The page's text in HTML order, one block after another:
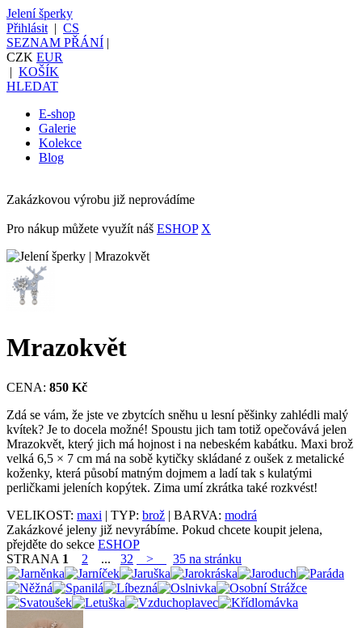
Jelení šperky
Přihlásit | CS
SEZNAM PŘÁNÍ |
CZK EUR
| KOŠÍK
HLEDAT
E-shop
Galerie
Kolekce
Blog
Zakázkovou výrobu již neprovádíme
Pro nákup můžete využít náš ESHOP X
Mrazokvět
CENA: 850 Kč
Zdá se vám, že jste ve zbytcích sněhu u lesní pěšinky zahlédli malý
kvítek? Je to docela možné! Spoustu jich tam totiž opečovává jelen
Mrazokvět, který jich má hojnost i na nebeském kabátku. Maxi brož
velká 6,5 × 7 cm má na sobě kytičky skládané z oušek z metalické
koženky, která působí matným dojmem a ladí tak s kulatými
perličkami jeleních kopýtek. Zima umí zkrátka také rozkvést!
VELIKOST: maxi | TYP: brož | BARVA: modrá
Zakázkové jeleny již nevyrábíme. Pokud chcete koupit jelena,
přejděte do sekce ESHOP
STRANA 1 2 ... 32 > 35 na stránku